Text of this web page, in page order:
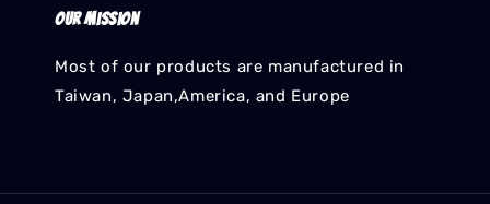
Our mission
Most of our products are manufactured in
Taiwan, Japan,America, and Europe